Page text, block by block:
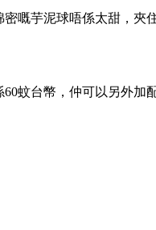
嘅芋泥球唔係太甜，夾
蚊台幣，仲可以另外加